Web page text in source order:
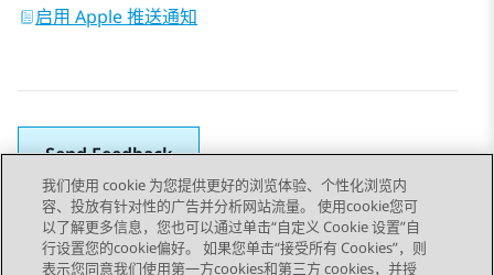
启用 Apple 推送通知
Send Feedback
Topic navigation
上一主题 下一主题
我们使用 cookie 为您提供更好的浏览体验、个性化浏览内
容、投放有针对性的广告并分析网站流量。 使用cookie您可
以了解更多信息，您也可以通过单击“自定义 Cookie 设置”自
行设置您的cookie偏好。 如果您单击“接受所有 Cookies”，则
表示您同意我们使用第一方cookies和第三方 cookies，并授